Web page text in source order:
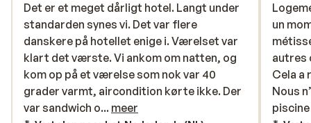
Det er et meget dårligt hotel. Langt under
standarden synes vi. Det var flere
danskere på hotellet enige i. Værelset var
klart det værste. Vi ankom om natten, og
kom op på et værelse som nok var 40
grader varmt, aircondition kørte ikke. Der
var sandwich og vand til os i køleskabet,
Det er et meget dårligt hotel. Langt under
standarden synes vi. Det var flere
danskere på hotellet enige i. Værelset var
klart det værste. Vi ankom om natten, og
kom op på et værelse som nok var 40
grader varmt, aircondition kørte ikke. Der
var sandwich o... meer
un
autres
Cela a
Nous
un
autres
Cela a
Nous